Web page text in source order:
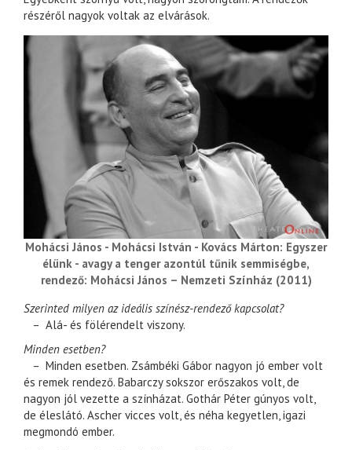
részéről nagyok voltak az elvárások.
Mohácsi János - Mohácsi István - Kovács Márton: Egyszer
élünk - avagy a tenger azontúl tűnik semmiségbe,
rendező: Mohácsi János – Nemzeti Színház (2011)
Szerinted milyen az ideális színész-rendező kapcsolat?
– Alá- és fölérendelt viszony.
Minden esetben?
– Minden esetben. Zsámbéki Gábor nagyon jó ember volt
és remek rendező. Babarczy sokszor erőszakos volt, de
nagyon jól vezette a színházat. Gothár Péter gúnyos volt,
de éleslátó. Ascher vicces volt, és néha kegyetlen, igazi
megmondó ember.